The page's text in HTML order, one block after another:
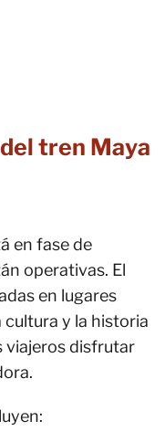
tren Maya
en fase de
operativas. El
en lugares
y la historia
viajeros disfrutar